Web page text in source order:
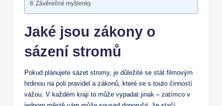
Závěrečné myšlenky
Jaké jsou zákony o
sázení stromů
Pokud plánujete sázet stromy, je důležité se stát filmovým
hrdinou na poli pravidel a zákonů, které se s touto činností
vážou. V každém kraji to může vypadat jinak – zatímco v